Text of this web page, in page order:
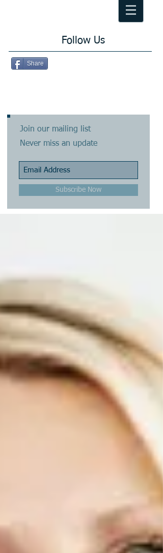
Follow Us
Share
Join our mailing list
Never miss an update
Subscribe Now